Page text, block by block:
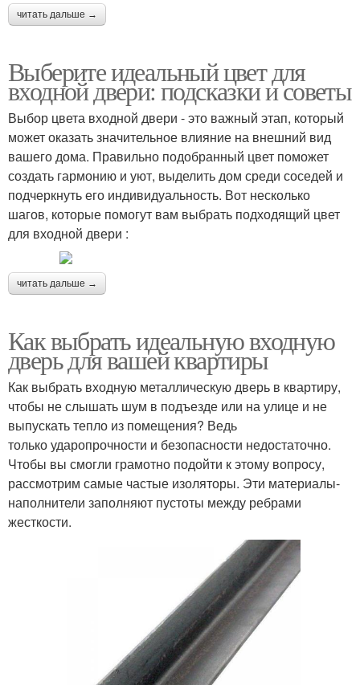
читать дальше →
Выберите идеальный цвет для
входной двери: подсказки и советы
Выбор цвета входной двери - это важный этап, который
может оказать значительное влияние на внешний вид
вашего дома. Правильно подобранный цвет поможет
создать гармонию и уют, выделить дом среди соседей и
подчеркнуть его индивидуальность. Вот несколько
шагов, которые помогут вам выбрать подходящий цвет
для входной двери :
читать дальше →
Как выбрать идеальную входную
дверь для вашей квартиры
Как выбрать входную металлическую дверь в квартиру,
чтобы не слышать шум в подъезде или на улице и не
выпускать тепло из помещения? Ведь
только ударопрочности и безопасности недостаточно.
Чтобы вы смогли грамотно подойти к этому вопросу,
рассмотрим самые частые изоляторы. Эти материалы-
наполнители заполняют пустоты между ребрами
жесткости.